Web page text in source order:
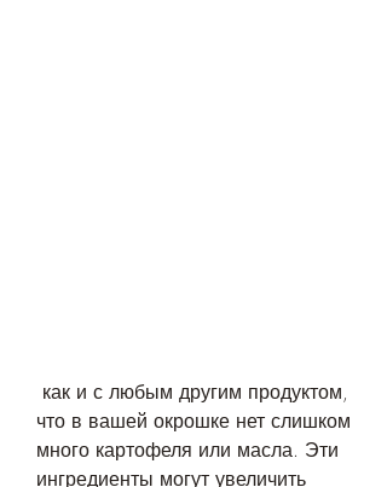
что в вашей окрошке нет слишком
много картофеля или масла. Эти
ингредиенты могут увеличить